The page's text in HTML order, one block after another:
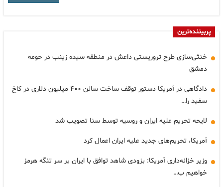
پربیننده‌ترین
خنثی‌سازی طرح تروریستی داعش در منطقه سیده زینب در حومه
دمشق
دادگاهی در آمریکا دستور توقف ساخت سالن ۴۰۰ میلیون دلاری در کاخ
سفید را…
لایحه تحریم علیه ایران و روسیه توسط سنا تصویب شد
آمریکا، تحریم‌های جدید علیه ایران اعمال کرد
وزیر خزانه‌داری آمریکا: بزودی شاهد توافق با ایران بر سر تنگه هرمز
خواهیم ب…